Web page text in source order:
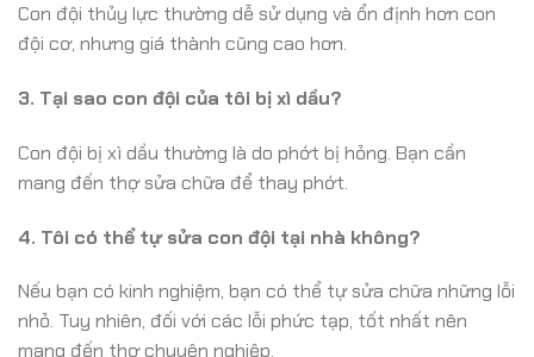
Con đội thủy lực thường dễ sử dụng và ổn định hơn con
đội cơ, nhưng giá thành cũng cao hơn.
3. Tại sao con đội của tôi bị xì dầu?
Con đội bị xì dầu thường là do phớt bị hỏng. Bạn cần
mang đến thợ sửa chữa để thay phớt.
4. Tôi có thể tự sửa con đội tại nhà không?
Nếu bạn có kinh nghiệm, bạn có thể tự sửa chữa những lỗi
nhỏ. Tuy nhiên, đối với các lỗi phức tạp, tốt nhất nên
mang đến thợ chuyên nghiệp.